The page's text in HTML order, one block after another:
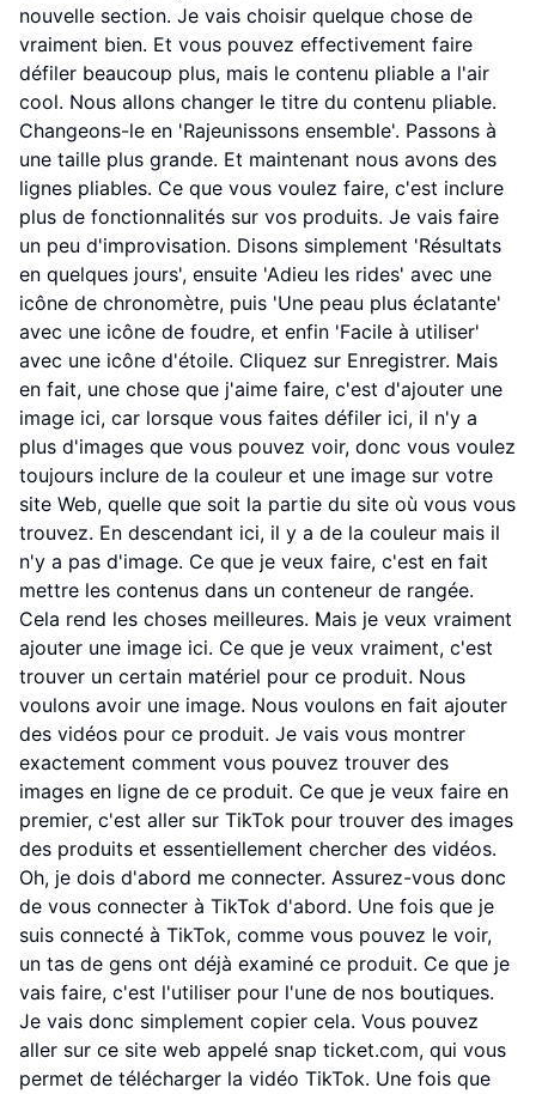
nouvelle section. Je vais choisir quelque chose de
vraiment bien. Et vous pouvez effectivement faire
défiler beaucoup plus, mais le contenu pliable a l'air
cool. Nous allons changer le titre du contenu pliable.
Changeons-le en 'Rajeunissons ensemble'. Passons à
une taille plus grande. Et maintenant nous avons des
lignes pliables. Ce que vous voulez faire, c'est inclure
plus de fonctionnalités sur vos produits. Je vais faire
un peu d'improvisation. Disons simplement 'Résultats
en quelques jours', ensuite 'Adieu les rides' avec une
icône de chronomètre, puis 'Une peau plus éclatante'
avec une icône de foudre, et enfin 'Facile à utiliser'
avec une icône d'étoile. Cliquez sur Enregistrer. Mais
en fait, une chose que j'aime faire, c'est d'ajouter une
image ici, car lorsque vous faites défiler ici, il n'y a
plus d'images que vous pouvez voir, donc vous voulez
toujours inclure de la couleur et une image sur votre
site Web, quelle que soit la partie du site où vous vous
trouvez. En descendant ici, il y a de la couleur mais il
n'y a pas d'image. Ce que je veux faire, c'est en fait
mettre les contenus dans un conteneur de rangée.
Cela rend les choses meilleures. Mais je veux vraiment
ajouter une image ici. Ce que je veux vraiment, c'est
trouver un certain matériel pour ce produit. Nous
voulons avoir une image. Nous voulons en fait ajouter
des vidéos pour ce produit. Je vais vous montrer
exactement comment vous pouvez trouver des
images en ligne de ce produit. Ce que je veux faire en
premier, c'est aller sur TikTok pour trouver des images
des produits et essentiellement chercher des vidéos.
Oh, je dois d'abord me connecter. Assurez-vous donc
de vous connecter à TikTok d'abord. Une fois que je
suis connecté à TikTok, comme vous pouvez le voir,
un tas de gens ont déjà examiné ce produit. Ce que je
vais faire, c'est l'utiliser pour l'une de nos boutiques.
Je vais donc simplement copier cela. Vous pouvez
aller sur ce site web appelé snap ticket.com, qui vous
permet de télécharger la vidéo TikTok. Une fois que